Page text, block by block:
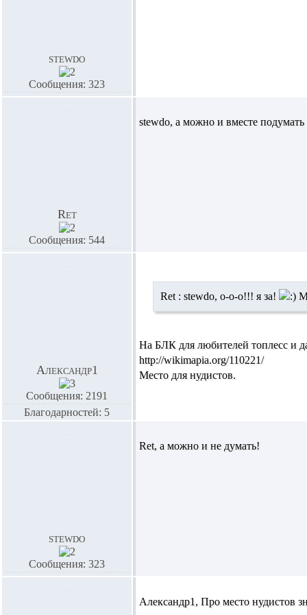
stewdo
Сообщения: 323
Ret
Сообщения: 544
stewdo, а можно и вместе подумать
Александр1
Сообщения: 2191
Благодарностей: 5
Ret : stewdo, о-о-о!!! я за!
На БЛК для любителей топлесс и
http://wikimapia.org/110221/
Место для нудистов.
stewdo
Сообщения: 323
Ret, а можно и не думать!
Александр1, Про место нудистов